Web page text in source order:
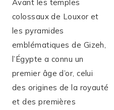
Avant les temples
colossaux de Louxor et
les pyramides
emblématiques de Gizeh,
l’Égypte a connu un
premier âge d’or, celui
des origines de la royauté
et des premières